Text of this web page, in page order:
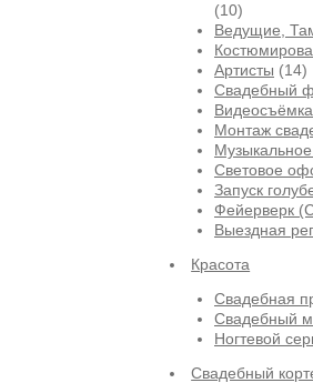
(10)
Ведущие,
Артисты (14)
Свадебный
Монтаж
Световое
Запуск
Фейерверк
Выездная
Красота
Свадебная
Свадебный
Ногтевой
Свадебный